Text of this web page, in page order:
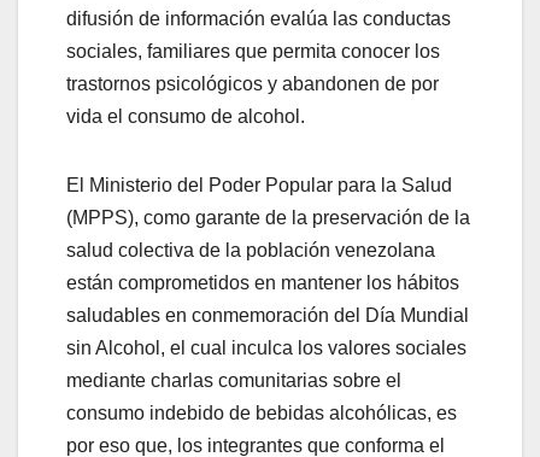
difusión de información evalúa las conductas
sociales, familiares que permita conocer los
trastornos psicológicos y abandonen de por
vida el consumo de alcohol.
El Ministerio del Poder Popular para la Salud
(MPPS), como garante de la preservación de la
salud colectiva de la población venezolana
están comprometidos en mantener los hábitos
saludables en conmemoración del Día Mundial
sin Alcohol, el cual inculca los valores sociales
mediante charlas comunitarias sobre el
consumo indebido de bebidas alcohólicas, es
por eso que, los integrantes que conforma el